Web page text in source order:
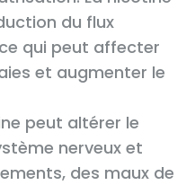
du flux
qui peut affecter
et augmenter le
peut altérer le
nerveux et
des maux de